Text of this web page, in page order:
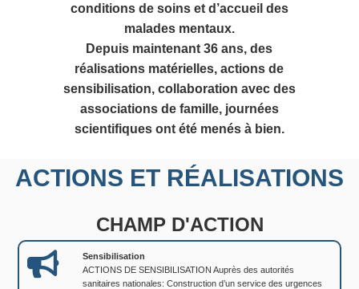
conditions de soins et d’accueil des
malades mentaux.
Depuis maintenant 36 ans, des
réalisations matérielles, actions de
sensibilisation, collaboration avec des
associations de famille, journées
scientifiques ont été menés à bien.
ACTIONS ET RÉALISATIONS
CHAMP D'ACTION
Sensibilisation
ACTIONS DE SENSIBILISATION Auprès des autorités
sanitaires nationales: Construction d’un service des urgences